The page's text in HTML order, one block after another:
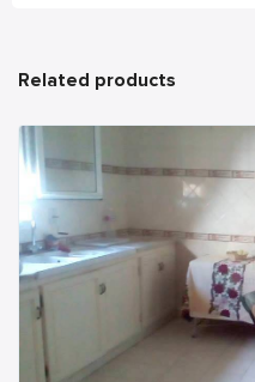
Related products